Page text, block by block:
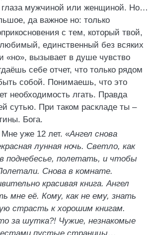
мужчиной или женщиной. Но…
да важное но: только
с тем, который твой,
единственный без всяких
«но», вызывает в душе чувство
себе отчет, что только рядом
собой. Понимаешь, что это
необходимость лгать. Правда
сутью. При таком раскладе ты –
Бога.
уже 12 лет. «Ангел снова
лунная ночь. Светло, как
поднебесье, полетать, и чтобы
Снова в комнате.
красивая книга. Ангел
мне её. Кому, как не ему, знать
страсть к хорошим книгам.
за шутка?! Чужие, незнакомые